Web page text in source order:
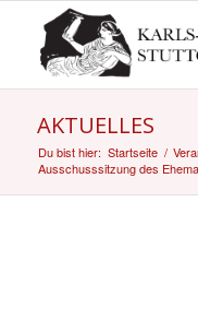
AKTUELLES
Du bist hier: Startseite /
Ausschusssitzung des